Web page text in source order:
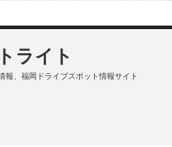
ライト
報、福岡ドライブスポット情報サイト